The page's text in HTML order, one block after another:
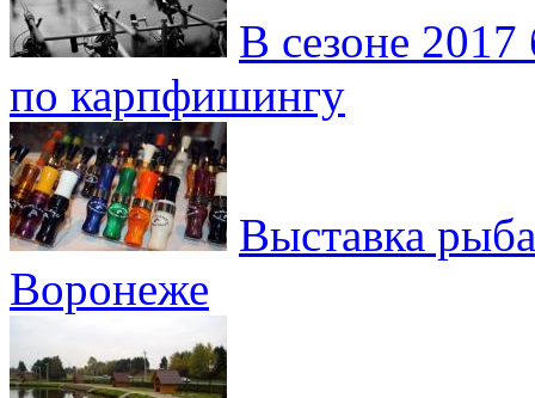
В сезоне 2017
по карпфишингу
Выставка
Воронеже